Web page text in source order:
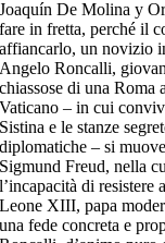
Joaquín De Molina y
fare in fretta, perché il
affiancarlo, un novizio
Angelo Roncalli,
chiassose di una Roma
Vaticano – in cui
Sistina e le stanze
diplomatiche – si
Sigmund Freud, nella
l’incapacità di
Leone XIII, papa
una fede concreta e